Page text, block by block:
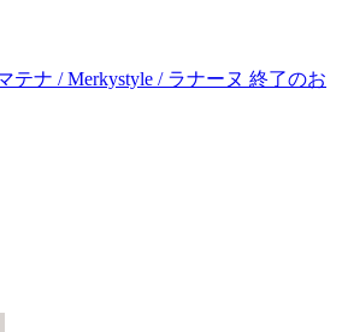
テナ / Merkystyle / ラナーヌ 終了のお